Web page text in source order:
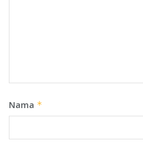
Nama *